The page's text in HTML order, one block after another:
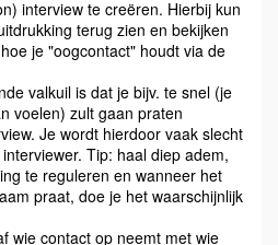
interview te creëren. Hierbij kun
terug zien en bekijken
je "oogcontact" houdt via de
valkuil is dat je bijv. te snel (je
voelen) zult gaan praten
Je wordt hierdoor vaak slecht
Tip: haal diep adem,
te reguleren en wanneer het
praat, doe je het waarschijnlijk
wie contact op neemt met wie